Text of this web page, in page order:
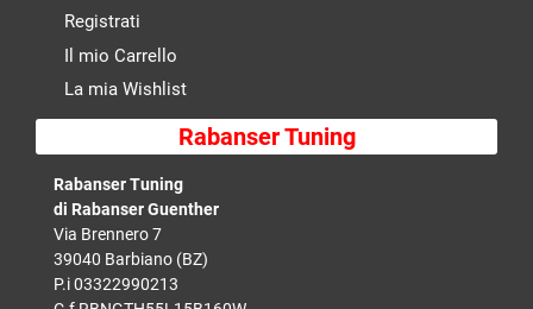
Registrati
Il mio Carrello
La mia Wishlist
Rabanser Tuning
Rabanser Tuning
di Rabanser Guenther
Via Brennero 7
39040 Barbiano (BZ)
P.i 03322990213